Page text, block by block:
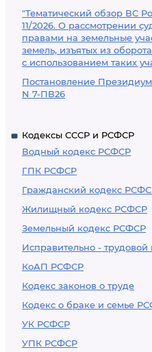
"Тематический обзор ВС
11/2026. О рассмотрении
правами на земельные
земель, изъятых из
с использованием таких
Постановление
N 7-ПВ26
Кодексы СССР и РСФСР
Водный кодекс РСФСР
ГПК РСФСР
Гражданский кодекс
Жилищный кодекс РСФСР
Земельный кодекс РСФСР
Исправительно -
КоАП РСФСР
Кодекс законов о труде
Кодекс о браке и семье
УК РСФСР
УПК РСФСР